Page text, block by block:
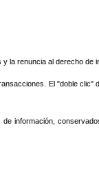
la renuncia al derecho
El "doble
información,